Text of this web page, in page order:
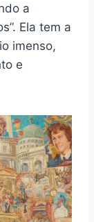
a
Ela tem a
imenso,
e